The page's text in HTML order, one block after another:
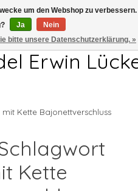
FR 7.00-13.00Uhr
Erwin
mit Kette Bajonettverschluss
Kette
um den Webshop zu verbessern.
Ja
Nein
bitte unsere Datenschutzerklärung. »